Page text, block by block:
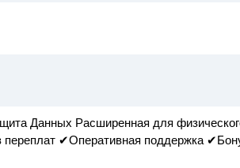
Данных Расширенная для
переплат ✔Оперативная поддержка